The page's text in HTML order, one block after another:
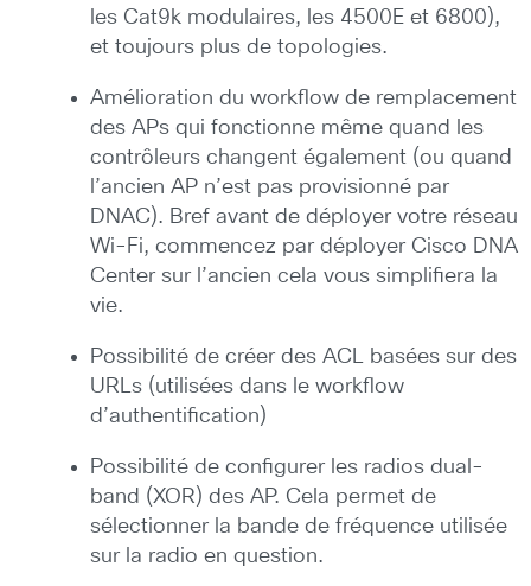
les Cat9k modulaires, les 4500E et 6800),
et toujours plus de topologies.
Amélioration du workflow de remplacement
des APs qui fonctionne même quand les
contrôleurs changent également (ou quand
l’ancien AP n’est pas provisionné par
DNAC). Bref avant de déployer votre réseau
Wi-Fi, commencez par déployer Cisco DNA
Center sur l’ancien cela vous simplifiera la
vie.
Possibilité de créer des ACL basées sur des
URLs (utilisées dans le workflow
d’authentification)
Possibilité de configurer les radios dual-
band (XOR) des AP. Cela permet de
sélectionner la bande de fréquence utilisée
sur la radio en question.